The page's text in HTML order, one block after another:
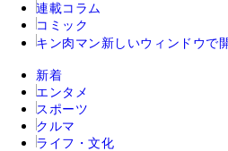
連載コラム
コミック
キン肉マン 新しいウィンドウで
新着
エンタメ
スポーツ
クルマ
ライフ・文化